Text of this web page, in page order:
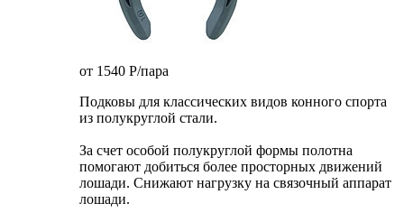
от 1540 P/пара
Подковы для классических видов конного спорта
из полукруглой стали.
За счет особой полукруглой формы полотна
помогают добиться более просторных движений
лошади. Снижают нагрузку на связочный аппарат
лошади.